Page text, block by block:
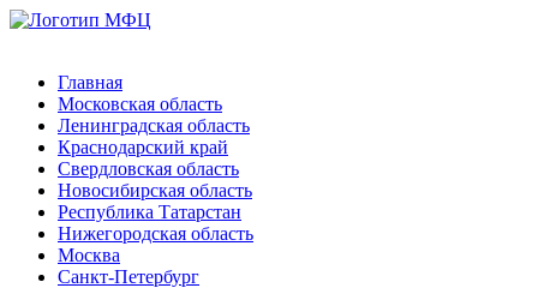
Главная
Московская область
Ленинградская область
Краснодарский край
Свердловская область
Новосибирская область
Республика Татарстан
Нижегородская область
Москва
Санкт-Петербург